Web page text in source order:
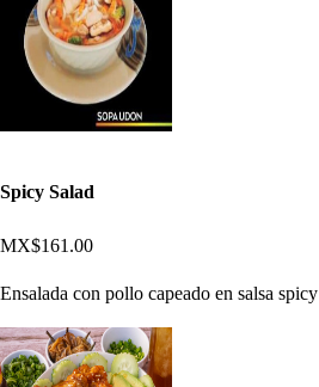
Spicy Salad
MX$161.00
Ensalada con pollo capeado en salsa spicy